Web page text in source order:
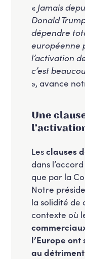
« Jamais
Donald
dépendre
européenne
l’activation
c’est
», avance
Une
Lesclauses
dans
que par la
Notre
la solidité de
contexte où
l’Europe
au